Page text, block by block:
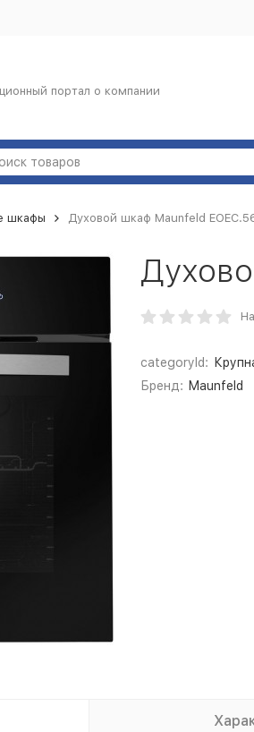
портал о компании
шкафы Духовой шкаф Maunfeld
categoryId:
Бренд: Maunfeld